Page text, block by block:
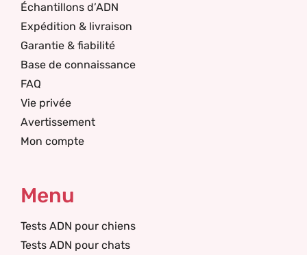
Échantillons d’ADN
Expédition & livraison
Garantie & fiabilité
Base de connaissance
FAQ
Vie privée
Avertissement
Mon compte
Menu
Tests ADN pour chiens
Tests ADN pour chats